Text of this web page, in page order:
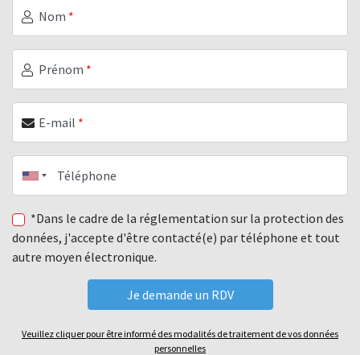
Nom *
Prénom *
E-mail *
Téléphone
*Dans le cadre de la réglementation sur la protection des
données, j'accepte d'être contacté(e) par téléphone et tout
autre moyen électronique.
Veuillez cliquer pour être informé des modalités de traitement de vos données
personnelles